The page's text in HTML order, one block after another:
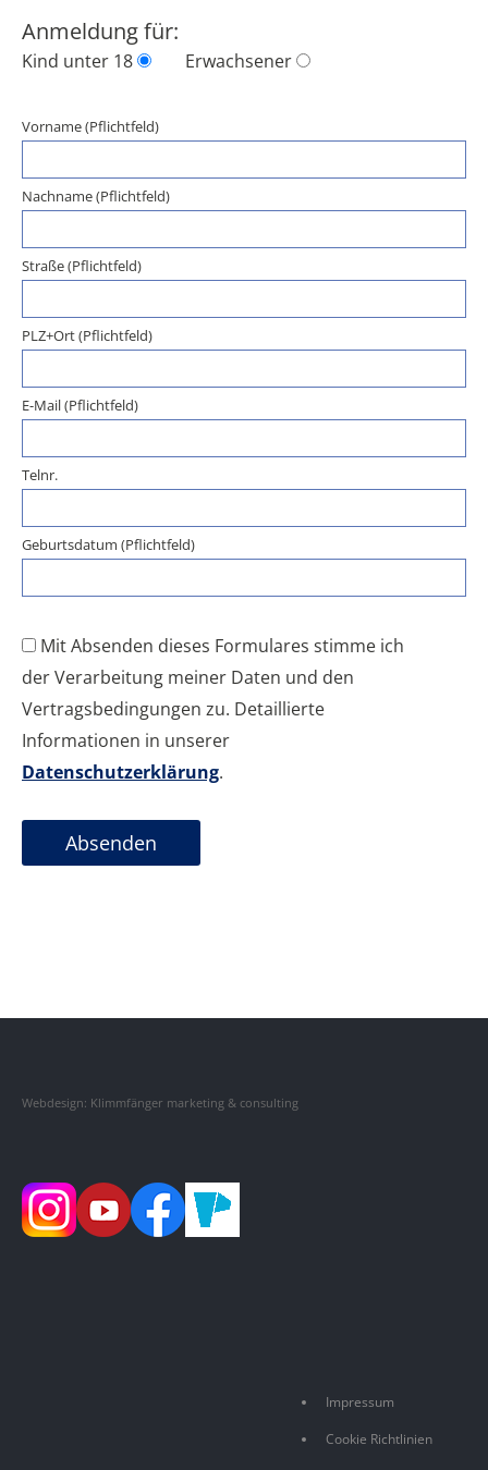
Anmeldung für:
Kind unter 18 Erwachsener
Vorname (Pflichtfeld)
Nachname (Pflichtfeld)
Straße (Pflichtfeld)
PLZ+Ort (Pflichtfeld)
E-Mail (Pflichtfeld)
Telnr.
Geburtsdatum (Pflichtfeld)
Mit Absenden dieses Formulares stimme ich
der Verarbeitung meiner Daten und den
Vertragsbedingungen zu. Detaillierte
Informationen in unserer
Datenschutzerklärung.
Webdesign: Klimmfänger marketing & consulting
Impressum
Cookie Richtlinien